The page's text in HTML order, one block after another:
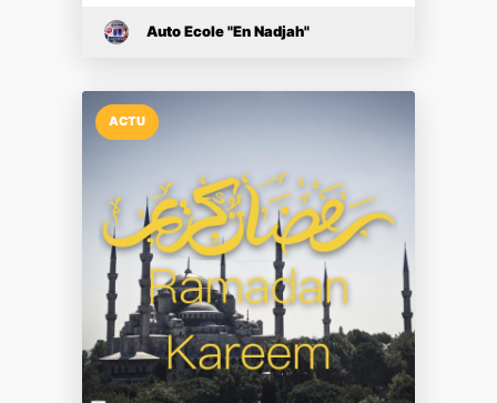
Auto Ecole "En Nadjah"
ACTU